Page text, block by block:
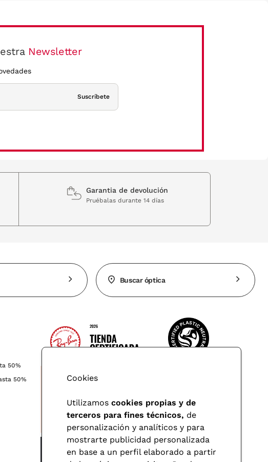
Newsletter
Suscríbete
Garantia de devolución
Pruébalas durante 14 días
Buscar óptica
50%
50%
Cookies
Utilizamos cookies propias y de
terceros para fines técnicos, de
personalización y analíticos y para
mostrarte publicidad personalizada
en base a un perfil elaborado a partir